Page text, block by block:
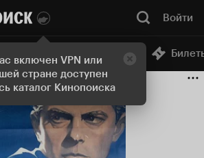
включен VPN или
стране доступен
каталог Кинопоиска
Войти
Онлайн-кинотеатр